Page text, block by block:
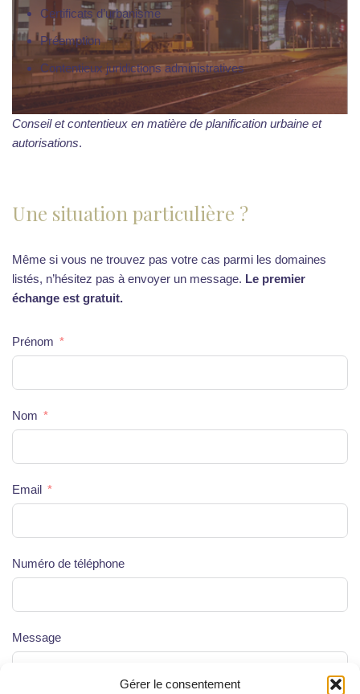
Gérer le consentement
Certificats d’urbanisme
Préemption
Contentieux juridictions administratives
Conseil et contentieux en matière de planification urbaine et
autorisations.
Une situation particulière ?
Même si vous ne trouvez pas votre cas parmi les domaines
listés, n’hésitez pas à envoyer un message. Le premier
échange est gratuit.
Prénom
Nom
Email
Numéro de téléphone
Message